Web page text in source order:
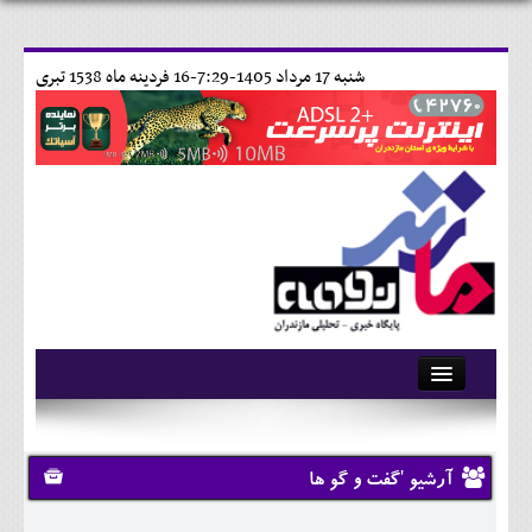
16 فردينه ماه 1538 تبری شنبه 17 مرداد 1405-7:29-
آرشیو
تماس با ما
وبلاگ
آرشیو 'گفت و گو ها